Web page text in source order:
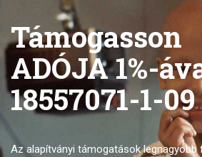
Támogasson
ADÓJA 1%-
18557071-1-09
Az alapítványi támogatások